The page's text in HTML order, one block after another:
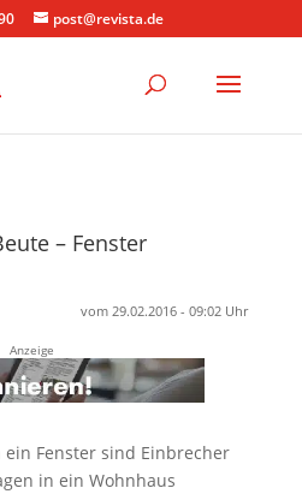
post@revista.de
– Fenster
vom 29.02.2016 - 09:02 Uhr
Anzeige
ein Fenster sind Einbrecher
in ein Wohnhaus